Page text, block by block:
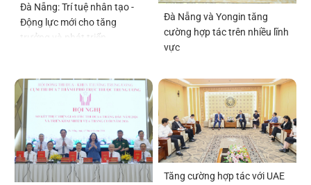
Đà Nẵng: Trí tuệ nhân tạo -
Động lực mới cho tăng
trưởng và phát triển
Đà Nẵng và Yongin tăng
cường hợp tác trên nhiều lĩnh
vực
Tăng cường hợp tác với UAE